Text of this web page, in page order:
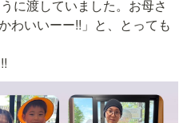
に渡していました。お母さ
わいいーー!!」と、とっても